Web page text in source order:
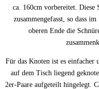
ca. 160cm vorbereitet. Diese
zusammengefasst, so dass
oberen Ende die
Für das Knoten ist es einfacher
auf dem Tisch liegend
2er-Paare aufgeteilt hingelegt.